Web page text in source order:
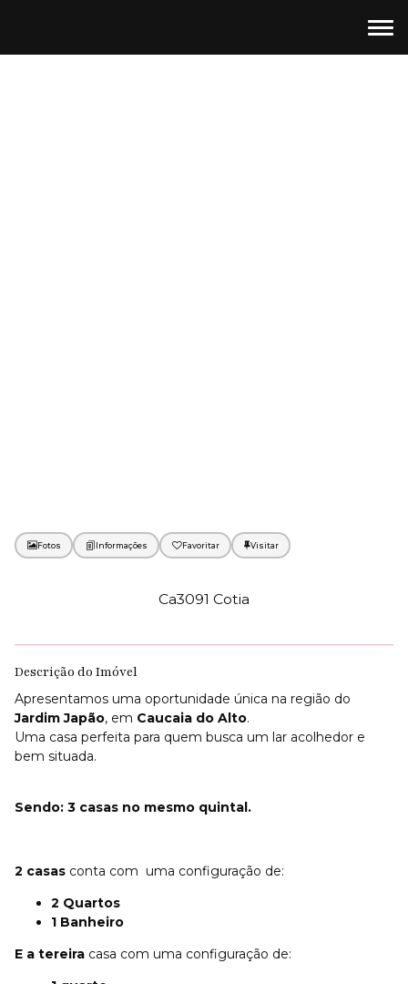
Fotos Favoritar
Ca3091 Cotia
Descrição do Imóvel
Apresentamos uma oportunidade única na região do
Jardim Japão, em Caucaia do Alto.
Uma casa perfeita para quem busca um lar acolhedor e
bem situada.
Sendo: 3 casas no mesmo quintal.
2 casas conta com uma configuração de:
2 Quartos
1 Banheiro
E a tereira casa com uma configuração de: